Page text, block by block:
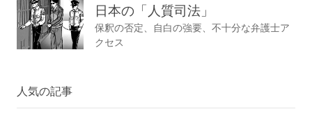
日本の「人質司法」
保釈の否定、自白の強要、不十分な弁護士ア
クセス
人気の記事